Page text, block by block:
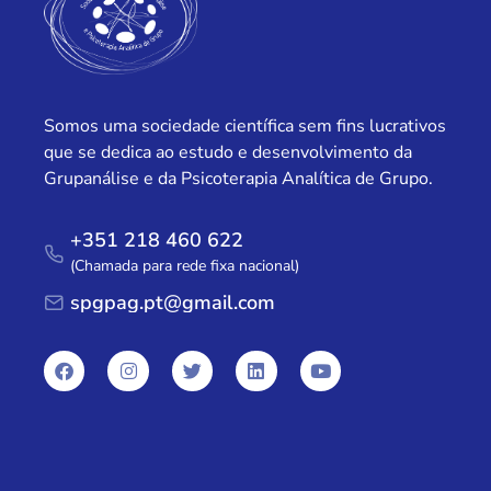
Somos uma sociedade científica sem fins lucrativos
que se dedica ao estudo e desenvolvimento da
Grupanálise e da Psicoterapia Analítica de Grupo.
+351 218 460 622
(Chamada para rede fixa nacional)
spgpag.pt@gmail.com